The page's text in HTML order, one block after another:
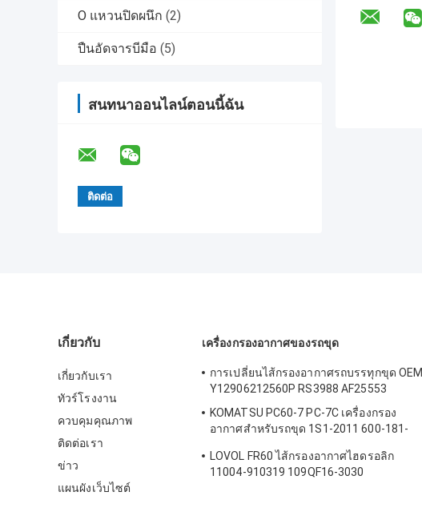
O แหวนปิดผนึก (2)
ปืนอัดจารบีมือ (5)
สนทนาออนไลน์ตอนนี้ฉัน
เกี่ยวกับ
เกี่ยวกับเรา
ทัวร์โรงงาน
ควบคุมคุณภาพ
ติดต่อเรา
ข่าว
แผนผังเว็บไซต์
เครื่องกรองอากาศของรถขุด
การเปลี่ยนไส้กรองอากาศรถบรรทุกขุด OEM
Y12906212560P RS3988 AF25553
KOMATSU PC60-7 PC-7C เครื่องกรอง
อากาศสำหรับรถขุด 1S1-2011 600-181-
LOVOL FR60 ไส้กรองอากาศไฮดรอลิก
11004-910319 109QF16-3030